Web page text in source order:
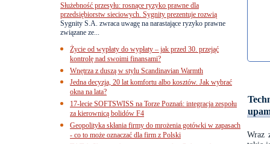
Wraz
Służebność przesyłu: rosnące ryzyko prawne dla
przedsiębiorstw sieciowych. Sygnity prezentuje rozwią
Sygnity S.A. zwraca uwagę na narastające ryzyko prawne
związane ze...
Życie od wypłaty do wypłaty – jak przed 30. przejąć
kontrolę nad swoimi finansami?
Wnętrza z duszą w stylu Scandinavian Warmth
Jedna decyzja, 20 lat komfortu albo kosztów. Jak wybrać
okna na lata?
17-lecie SOFTSWISS na Torze Poznań: integracja zespołu
za kierownicą bolidów F4
Geopolityka skłania firmy do mrożenia gotówki w zapasach
- co to może oznaczać dla firm z Polski